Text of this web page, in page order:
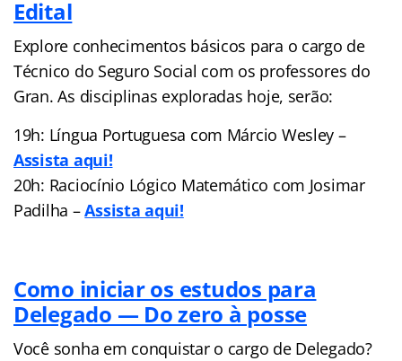
Edital
Explore conhecimentos básicos para o cargo de
Técnico do Seguro Social com os professores do
Gran. As disciplinas exploradas hoje, serão:
19h: Língua Portuguesa com Márcio Wesley –
Assista aqui!
20h: Raciocínio Lógico Matemático com Josimar
Padilha –Assista aqui!
Como iniciar os estudos para
Delegado — Do zero à posse
Você sonha em conquistar o cargo de Delegado?